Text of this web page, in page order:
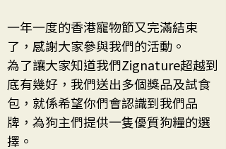
一年一度的香港寵物節又完滿結束
了， 感謝大家參與我們的活動。
為了讓大家知道我們Zignature超越到
底有幾好，我們送出多個獎品及試食
包，就係希望你們會認識到我們品
牌， 為狗主們提供一隻優質狗糧的選
擇。